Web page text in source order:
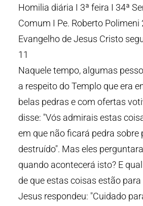
Homilia diária I 3ª feira I 34ª
Comum I Pe. Roberto
Evangelho de Jesus Cristo
11
Naquele tempo, algumas
a respeito do Templo que era
belas pedras e com ofertas
disse: "Vós admirais estas
em que não ficará pedra sobre
destruído". Mas eles
quando acontecerá isto? E
de que estas coisas estão
Jesus respondeu: "Cuidado